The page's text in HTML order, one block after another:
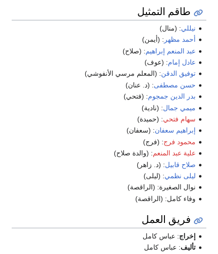
طاقم التمثيل
نيللي: (منال)
أحمد مظهر: (أيمن)
عبد المنعم إبراهيم: (صلاح)
عادل إمام: (عوف)
توفيق الدقن: (المعلم مرسي الأنفوشي)
حسن مصطفى: (د. عنان)
بدر الدين جمجوم: (فتحي)
ميمي جمال: (نادية)
سهام فتحي: (حميدة)
إبراهيم سعفان: (سعفان)
محمود فرج: (فرج)
علية عبد المنعم: (والدة صلاح)
صلاح قابيل: (د. زاهر)
ليلى نظمي: (ليلى)
نوال الصغيرة: (الراقصة)
وفاء كامل: (الراقصة)
فريق العمل
إخراج: عباس كامل
تأليف: عباس كامل